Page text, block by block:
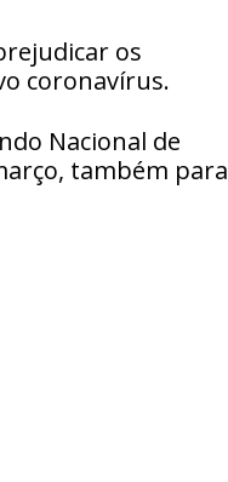
os
coronavírus.
Nacional de
também para